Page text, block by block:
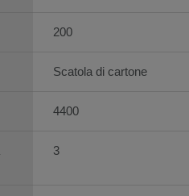
200
Scatola di cartone
4400
3